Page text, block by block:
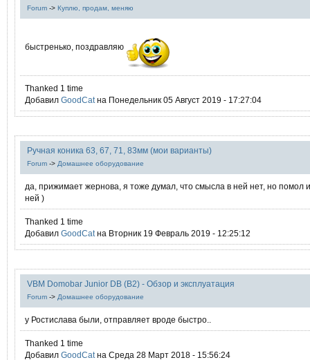
Forum -> Куплю, продам, меняю
быстренько, поздравляю
Thanked 1 time
Добавил GoodCat на Понедельник 05 Август 2019 - 17:27:04
Ручная коника 63, 67, 71, 83мм (мои варианты)
Forum -> Домашнее оборудование
да, прижимает жернова, я тоже думал, что смысла в ней нет, но помол
ней )
Thanked 1 time
Добавил GoodCat на Вторник 19 Февраль 2019 - 12:25:12
VBM Domobar Junior DB (B2) - Обзор и эксплуатация
Forum -> Домашнее оборудование
у Ростислава были, отправляет вроде быстро..
Thanked 1 time
Добавил GoodCat на Среда 28 Март 2018 - 15:56:24